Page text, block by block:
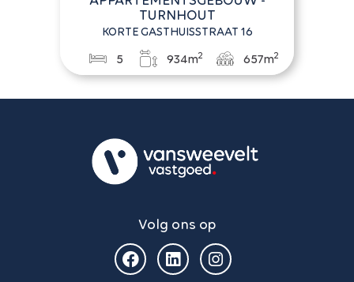
TURNHOUT
KORTE GASTHUISSTRAAT 16
5 934m2 657m2
Volg ons op